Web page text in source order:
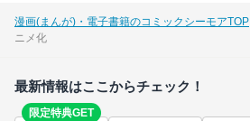
漫画(まんが)・電子書籍のコミックシーモアTOP
ニメ化
最新情報はここからチェック！
限定特典GET